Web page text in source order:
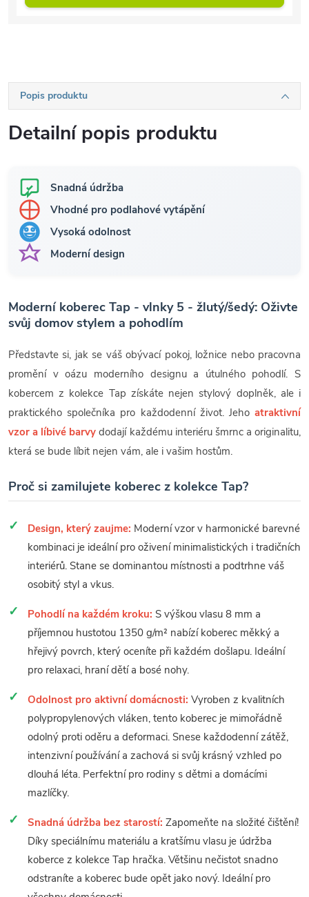
Popis produktu
Detailní popis produktu
Snadná údržba
Vhodné pro podlahové vytápění
Vysoká odolnost
Moderní design
Moderní koberec Tap - vlnky 5 - žlutý/šedý: Oživte
svůj domov stylem a pohodlím
Představte si, jak se váš obývací pokoj, ložnice nebo pracovna
promění v oázu moderního designu a útulného pohodlí. S
kobercem z kolekce Tap získáte nejen stylový doplněk, ale i
praktického společníka pro každodenní život. Jeho atraktivní
vzor a líbivé barvy dodají každému interiéru šmrnc a originalitu,
která se bude líbit nejen vám, ale i vašim hostům.
Proč si zamilujete koberec z kolekce Tap?
Design, který zaujme: Moderní vzor v harmonické barevné
kombinaci je ideální pro oživení minimalistických i tradičních
interiérů. Stane se dominantou místnosti a podtrhne váš
osobitý styl a vkus.
Pohodlí na každém kroku: S výškou vlasu 8 mm a
příjemnou hustotou 1350 g/m² nabízí koberec měkký a
hřejivý povrch, který oceníte při každém došlapu. Ideální
pro relaxaci, hraní dětí a bosé nohy.
Odolnost pro aktivní domácnosti: Vyroben z kvalitních
polypropylenových vláken, tento koberec je mimořádně
odolný proti oděru a deformaci. Snese každodenní zátěž,
intenzivní používání a zachová si svůj krásný vzhled po
dlouhá léta. Perfektní pro rodiny s dětmi a domácími
mazlíčky.
Snadná údržba bez starostí: Zapomeňte na složité čištění!
Díky speciálnímu materiálu a kratšímu vlasu je údržba
koberce z kolekce Tap hračka. Většinu nečistot snadno
odstraníte a koberec bude opět jako nový. Ideální pro